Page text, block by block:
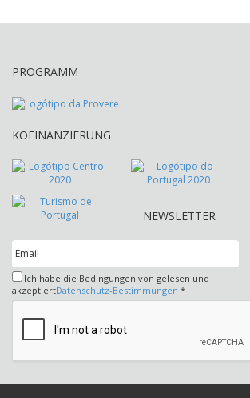
PROGRAMM
KOFINANZIERUNG
NEWSLETTER
Ich habe die Bedingungen von gelesen und
akzeptiertDatenschutz-Bestimmungen *